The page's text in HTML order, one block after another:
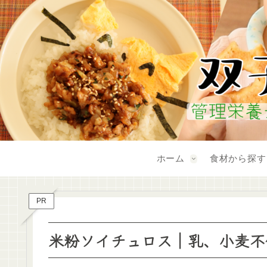
ホーム 食材から探す
PR
米粉ソイチュロス｜乳、小麦